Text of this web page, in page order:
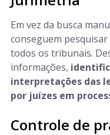
Em vez da busca
conseguem
todos os tribunais.
informações,
interpretações das
por juízes em
Controle de